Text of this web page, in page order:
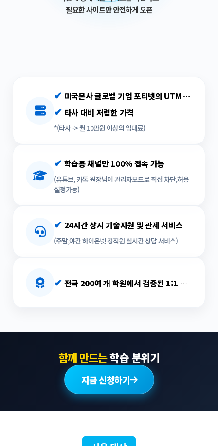
필요한 사이트만 안전하게 오픈
✔ 미국본사 글로벌 기업 포티넷의 UTM 장비 사용
✔ 타사 대비 저렴한 가격
*(타사 -> 월 10만원 이상의 임대료)
✔ 학습용 채널만 100% 접속 가능
(유튜브, 카톡 원장님이 관리자모드로 직접 차단,허용
설정가능)
✔ 24시간 상시 기술지원 및 관제 서비스
(주말,야간 하이온넷 정직원 실시간 상담 서비스)
✔ 전국 200여 개 학원에서 검증된 1:1 맞춤형 서비스
함께 만드는학습 분위기
지금 신청하기